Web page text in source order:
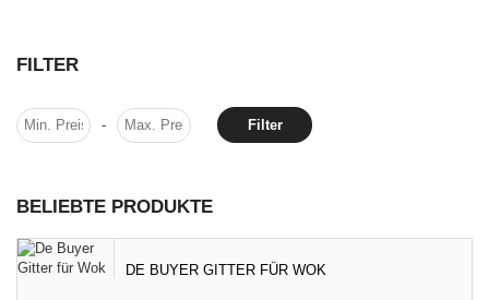
FILTER
- Filter
BELIEBTE PRODUKTE
DE BUYER GITTER FÜR WOK